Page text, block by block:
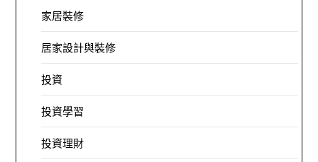
家居裝修
居家設計與裝修
投資
投資學習
投資理財